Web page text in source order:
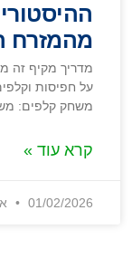
מהמזרח
מדריך מקיף
על חפיסות
משחק קלפים:
קרא עוד »
01/02/2026